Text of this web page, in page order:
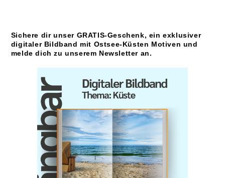
Sichere dir unser GRATIS-Geschenk, ein exklusiver
digitaler Bildband mit Ostsee-Küsten Motiven und
melde dich zu unserem Newsletter an.